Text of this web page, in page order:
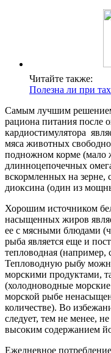
Читайте также:
Полезна ли при
Самым лучшим
рациона питания после
кардиостимулятора
мяса животных
подножном корме (мало
длинноцепочечных
вскормленных на зерне,
диоксина (один из
Хорошим источником
насыщенных жиров
ее с мясными блюдами
рыба является еще и
тепловодная (например,
Тепловодную рыбу
морскими продуктами,
(холодноводные
морской рыбе
количестве). Во
следует, тем не менее,
высоким содержанием
Ежедневное